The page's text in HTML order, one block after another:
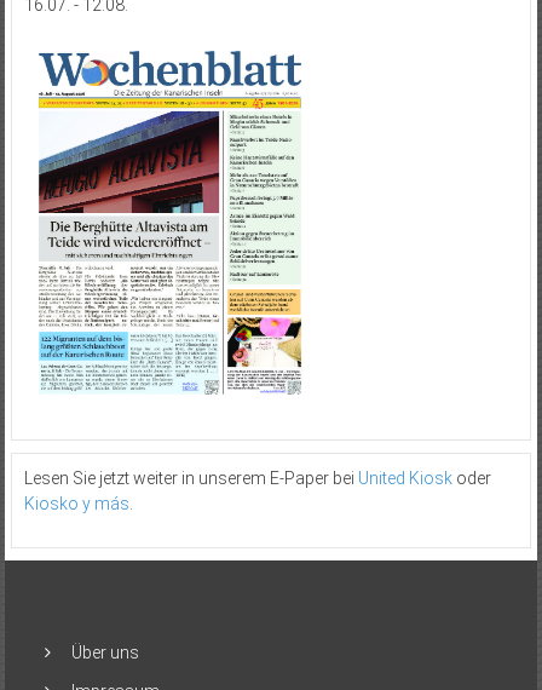
16.07. - 12.08.
Lesen Sie jetzt weiter in unserem E-Paper bei United Kioskoder
Kiosko y más
Über uns